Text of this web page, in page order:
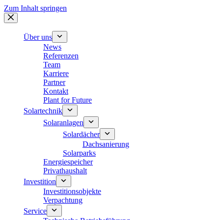
Zum Inhalt springen
Über uns
News
Referenzen
Team
Karriere
Partner
Kontakt
Plant for Future
Solartechnik
Solaranlagen
Solardächer
Dachsanierung
Solarparks
Energiespeicher
Privathaushalt
Investition
Investitionsobjekte
Verpachtung
Service